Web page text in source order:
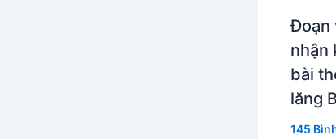
Đoạn
nhận
bài
lăng
145